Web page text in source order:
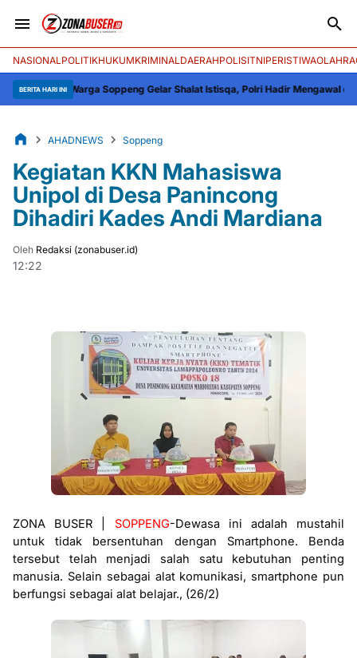
NASIONALPOLITIKHUKUMKRIMINALDAERAHPOLISITNIPERISTIWA
BERITA HARI INI
Warga Soppeng Gelar Shalat Istisqa, Polri Hadir Mengawal dan
AHADNEWS Soppeng
Kegiatan KKN Mahasiswa
Unipol di Desa Panincong
Dihadiri Kades Andi Mardiana
Oleh Redaksi (zonabuser.id)
12:22
ZONA BUSER | SOPPENG-Dewasa ini adalah mustahil
untuk tidak bersentuhan dengan Smartphone. Benda
tersebut telah menjadi salah satu kebutuhan penting
manusia. Selain sebagai alat komunikasi, smartphone pun
berfungsi sebagai alat belajar., (26/2)